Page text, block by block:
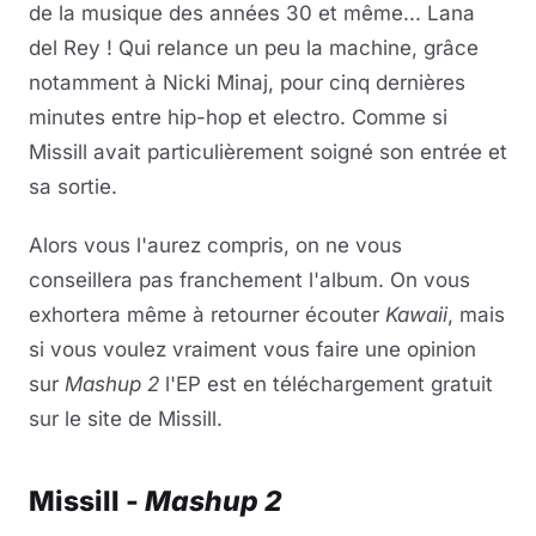
de la musique des années 30 et même... Lana
del Rey ! Qui relance un peu la machine, grâce
notamment à Nicki Minaj, pour cinq dernières
minutes entre hip-hop et electro. Comme si
Missill avait particulièrement soigné son entrée et
sa sortie.
Alors vous l'aurez compris, on ne vous
conseillera pas franchement l'album. On vous
exhortera même à retourner écouter Kawaii, mais
si vous voulez vraiment vous faire une opinion
sur Mashup 2 l'EP est en téléchargement gratuit
sur le site de Missill.
Missill - Mashup 2